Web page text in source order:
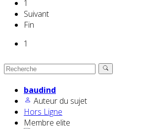
1
Suivant
Fin
1
baudind
Auteur du sujet
Hors Ligne
Membre elite